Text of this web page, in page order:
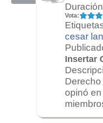
Vota:
cesar
Insertar
opinó